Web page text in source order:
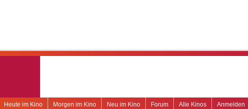
Anmelden
Alle Kinos
Forum
Neu im Kino
Morgen im Kino
Heute im Kino